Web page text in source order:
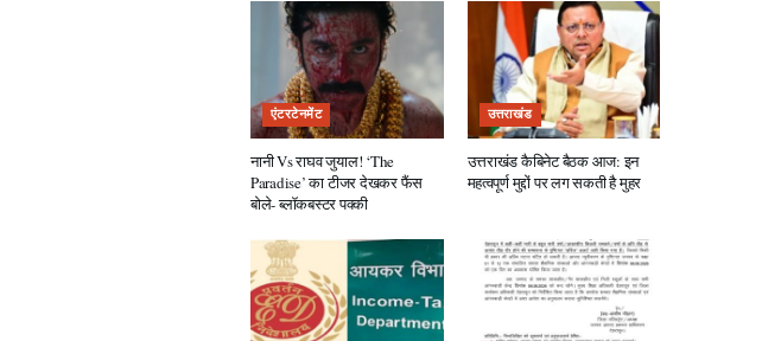
एंटरटेनमेंट
नानी Vs राघव जुयाल! ‘The
Paradise’ का टीजर देखकर फैंस
बोले- ब्लॉकबस्टर पक्की
उत्तराखंड
उत्तराखंड कैबिनेट बैठक आज: इन
महत्वपूर्ण मुद्दों पर लग सकती है मुहर